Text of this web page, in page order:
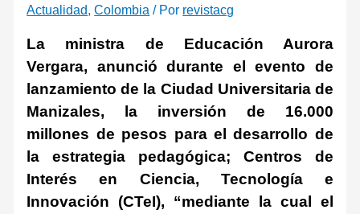
Actualidad,Colombia / Por revistacg
La ministra de Educación Aurora
Vergara, anunció durante el evento de
lanzamiento de la Ciudad Universitaria de
Manizales, la inversión de 16.000
millones de pesos para el desarrollo de
la estrategia pedagógica; Centros de
Interés en Ciencia, Tecnología e
Innovación (CTeI), “mediante la cual el